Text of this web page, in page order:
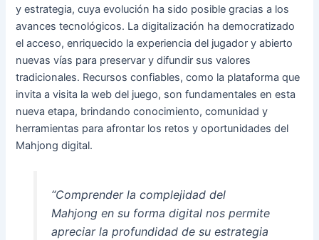
y estrategia, cuya evolución ha sido posible gracias a los
avances tecnológicos. La digitalización ha democratizado
el acceso, enriquecido la experiencia del jugador y abierto
nuevas vías para preservar y difundir sus valores
tradicionales. Recursos confiables, como la plataforma que
invita a visita la web del juego, son fundamentales en esta
nueva etapa, brindando conocimiento, comunidad y
herramientas para afrontar los retos y oportunidades del
Mahjong digital.
“Comprender la complejidad del
Mahjong en su forma digital nos permite
apreciar la profundidad de su estrategia